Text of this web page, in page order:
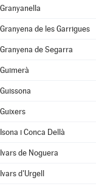
Granyanella
Granyena de les Garrigues
Granyena de Segarra
Guimerà
Guissona
Guixers
Isona i Conca Dellà
Ivars de Noguera
Ivars d'Urgell